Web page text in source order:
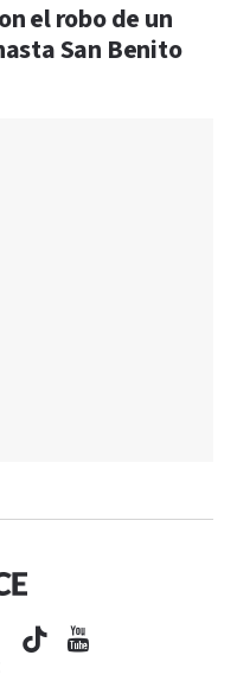
el robo de un
San Benito